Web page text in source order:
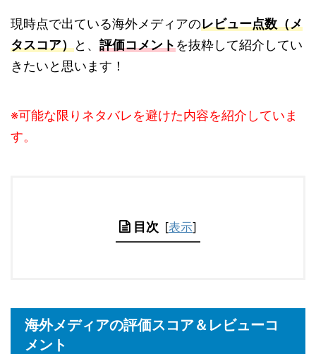
現時点で出ている海外メディアのレビュー点数（メ
タスコア）と、 評価コメントを抜粋して紹介してい
きたいと思います！
※可能な限りネタバレを避けた内容を紹介していま
す。
目次 [表示]
海外メディアの評価スコア＆レビューコ
メント